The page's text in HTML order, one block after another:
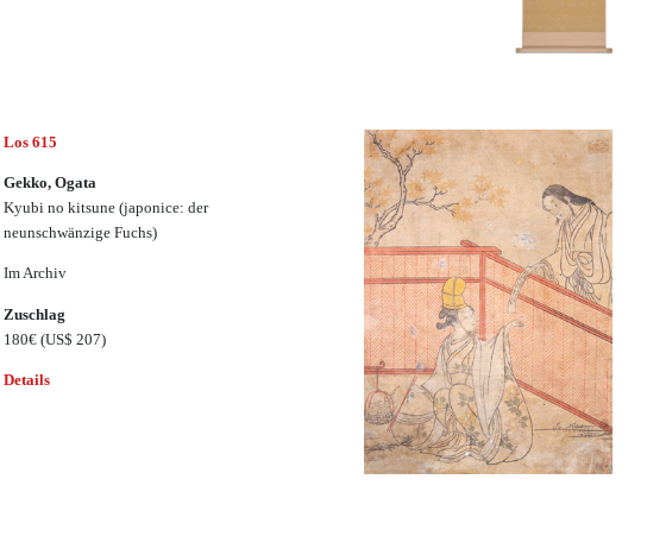
Los 615
Gekko, Ogata
Kyubi no kitsune (japonice: der
neunschwänzige Fuchs)
Im Archiv
Zuschlag
180€(US$ 207)
Details